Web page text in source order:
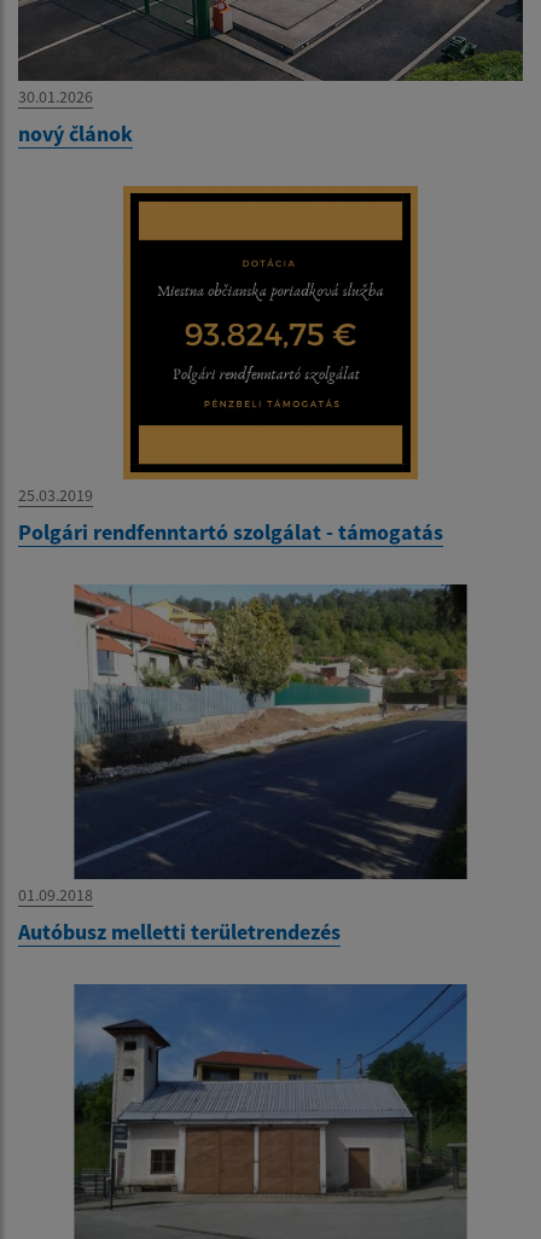
30.01.2026
nový článok
25.03.2019
Polgári rendfenntartó szolgálat - támogatás
01.09.2018
Autóbusz melletti területrendezés